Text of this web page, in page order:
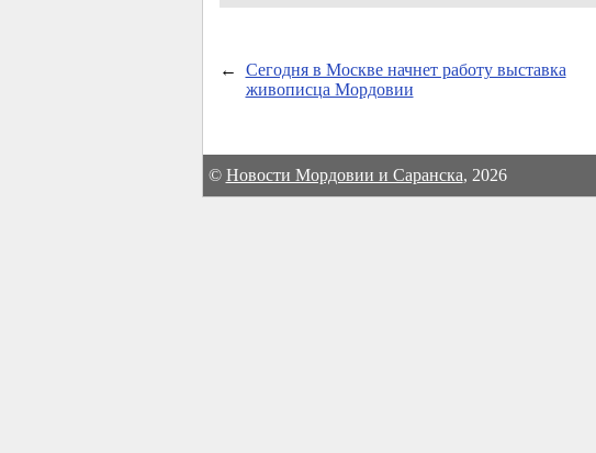
←
Сегодня в Москве начнет работу выставка
живописца Мордовии
© Новости Мордовии и Саранска, 2026